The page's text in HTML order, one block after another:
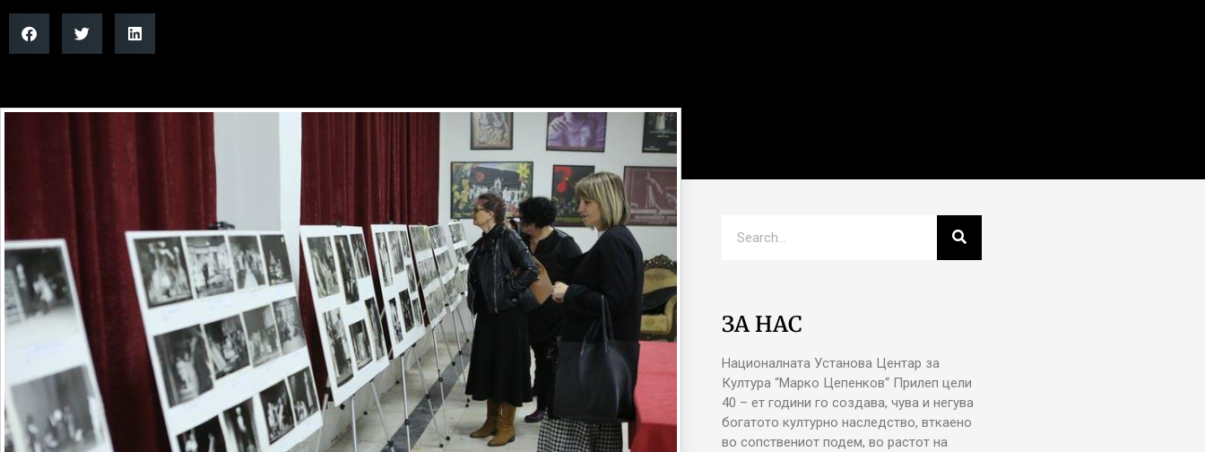
ЗА НАС
Националната Установа Центар за
Култура “Марко Цепенков“ Прилеп цели
40 – ет години го создава, чува и негува
богатото културно наследство, вткаено
во сопствениот подем, во растот на